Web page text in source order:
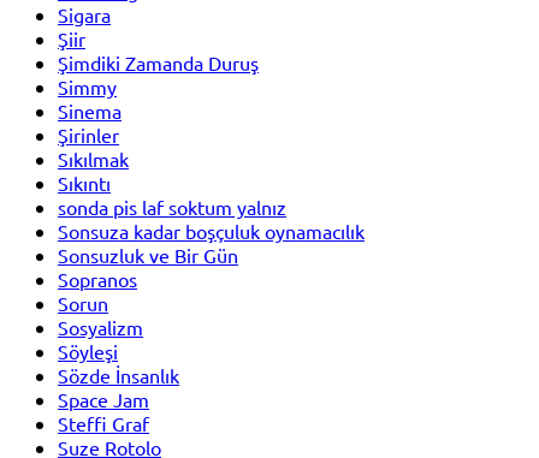
Sigara
Şiir
Şimdiki Zamanda Duruş
Simmy
Sinema
Şirinler
Sıkılmak
Sıkıntı
sonda pis laf soktum yalnız
Sonsuza kadar boşçuluk oynamacılık
Sonsuzluk ve Bir Gün
Sopranos
Sorun
Sosyalizm
Söyleşi
Sözde İnsanlık
Space Jam
Steffi Graf
Suze Rotolo